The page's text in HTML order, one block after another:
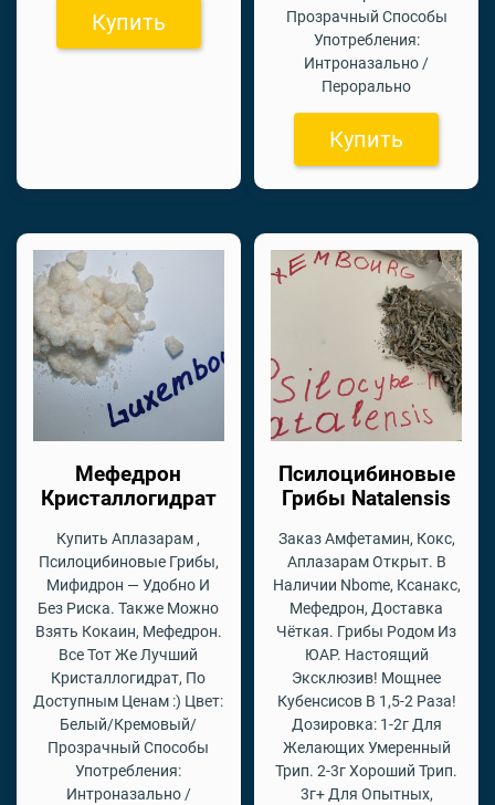
Купить
Прозрачный Способы
Употребления:
Интроназально /
Перорально
Купить
Мефедрон
Кристаллогидрат
Купить Аплазарам ,
Псилоцибиновые Грибы,
Мифидрон — Удобно И
Без Риска. Также Можно
Взять Кокаин, Мефедрон.
Все Тот Же Лучший
Кристаллогидрат, По
Доступным Ценам :) Цвет:
Белый/Кремовый/
Прозрачный Способы
Употребления:
Интроназально /
Псилоцибиновые
Грибы Natalensis
Заказ Амфетамин, Кокс,
Аплазарам Открыт. В
Наличии Nbome, Ксанакс,
Мефедрон, Доставка
Чёткая. Грибы Родом Из
ЮАР. Настоящий
Эксклюзив! Мощнее
Кубенсисов В 1,5-2 Раза!
Дозировка: 1-2г Для
Желающих Умеренный
Трип. 2-3г Хороший Трип.
3г+ Для Опытных,